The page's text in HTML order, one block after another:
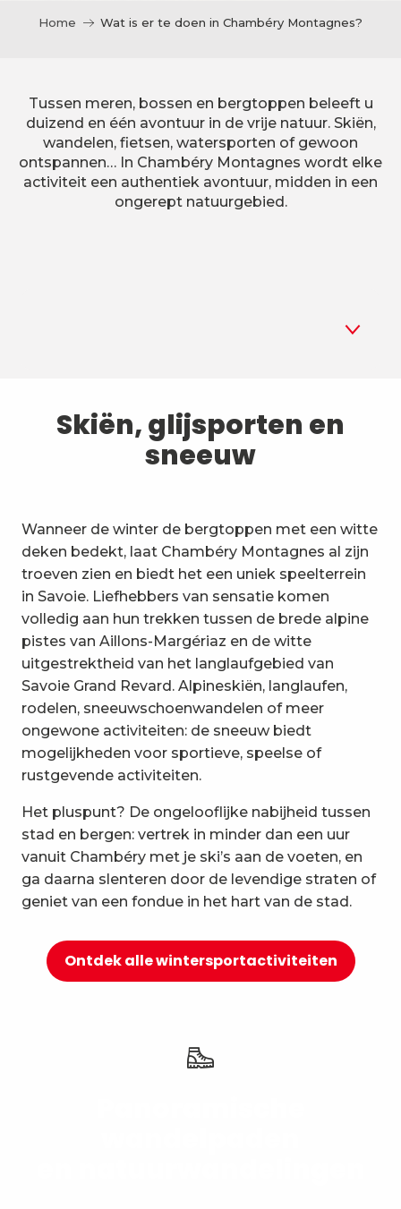
Home Wat is er te doen in Chambéry Montagnes?
Tussen meren, bossen en bergtoppen beleeft u
duizend en één avontuur in de vrije natuur. Skiën,
wandelen, fietsen, watersporten of gewoon
ontspannen… In Chambéry Montagnes wordt elke
activiteit een authentiek avontuur, midden in een
ongerept natuurgebied.
1 Skiën, glijsporten en sneeuw
Wandelpaden en wandelingen
4 Wielrennen
5 Mountainbiken in de Bauges
6
Andere activiteiten in de vrije
natuur
7
Bezienswaardigheden, cultuur
en erfgoed
8 Wijngaarden
9 Indooractiviteiten
10 Ontspanning en welzijn
Skiën, glijsporten en
sneeuw
Wanneer de winter de bergtoppen met een witte
deken bedekt, laat Chambéry Montagnes al zijn
troeven zien en biedt het een uniek speelterrein
in Savoie. Liefhebbers van sensatie komen
volledig aan hun trekken tussen de brede alpine
pistes van Aillons-Margériaz en de witte
uitgestrektheid van het langlaufgebied van
Savoie Grand Revard. Alpineskiën, langlaufen,
rodelen, sneeuwschoenwandelen of meer
ongewone activiteiten: de sneeuw biedt
mogelijkheden voor sportieve, speelse of
rustgevende activiteiten.
Het pluspunt? De ongelooflijke nabijheid tussen
stad en bergen: vertrek in minder dan een uur
vanuit Chambéry met je ski’s aan de voeten, en
ga daarna slenteren door de levendige straten of
geniet van een fondue in het hart van de stad.
Ontdek alle wintersportactiviteiten